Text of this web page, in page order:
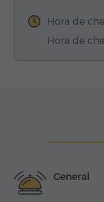
Hora de
Hora de
General